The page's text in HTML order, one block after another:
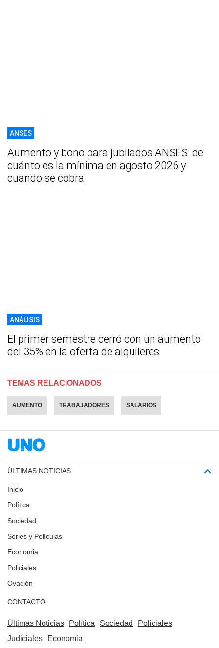
ANSES
Aumento y bono para jubilados ANSES: de
cuánto es la mínima en agosto 2026 y
cuándo se cobra
ANÁLISIS
El primer semestre cerró con un aumento
del 35% en la oferta de alquileres
TEMAS RELACIONADOS
AUMENTO TRABAJADORES SALARIOS
ÚLTIMAS NOTICIAS
Inicio
Política
Sociedad
Series y Películas
Economia
Policiales
Ovación
CONTACTO
Últimas Noticias Política Sociedad
Policiales
Judiciales
Economia